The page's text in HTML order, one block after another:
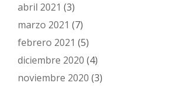
abril 2021 (3)
marzo 2021 (7)
febrero 2021 (5)
diciembre 2020 (4)
noviembre 2020 (3)